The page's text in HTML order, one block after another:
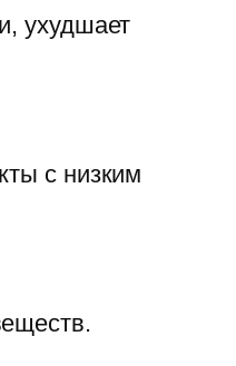
ухудшает
с низким